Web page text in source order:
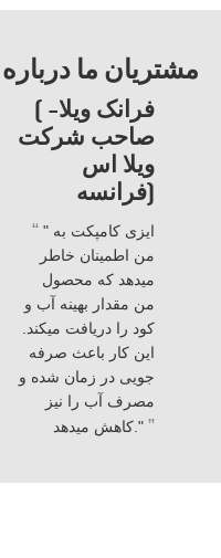
مشتریان ما درباره
( فرانک ویلا-
صاحب شرکت
ویلا اس
(فرانسه
“ " ایزی کامپکت به
من اطمینان خاطر
میدهد که محصول
من مقدار بهینه آب و
کود را دریافت میکند.
این کار باعث صرفه
جویی در زمان شده و
مصرف آب را نیز
کاهش میدهد." ”